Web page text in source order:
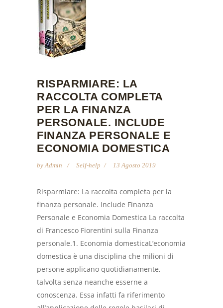
RISPARMIARE: LA
RACCOLTA COMPLETA
PER LA FINANZA
PERSONALE. INCLUDE
FINANZA PERSONALE E
ECONOMIA DOMESTICA
by Admin Self-help 13 Agosto 2019
Risparmiare: La raccolta completa per la
finanza personale. Include Finanza
Personale e Economia Domestica La raccolta
di Francesco Fiorentini sulla Finanza
personale.1. Economia domesticaL’economia
domestica è una disciplina che milioni di
persone applicano quotidianamente,
talvolta senza neanche esserne a
conoscenza. Essa infatti fa riferimento